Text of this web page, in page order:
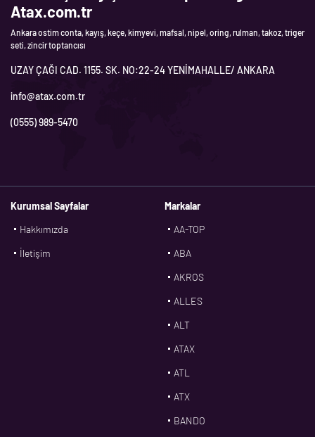
Atax.com.tr
Ankara ostim conta, kayış, keçe, kimyevi, mafsal, nipel, oring, rulman, takoz, triger
seti, zincir toptancısı
UZAY ÇAĞI CAD. 1155. SK. NO:22-24 YENİMAHALLE/ ANKARA
info@atax.com.tr
(0555) 989-5470
Kurumsal Sayfalar
Hakkımızda
İletişim
Markalar
AA-TOP
ABA
AKROS
ALLES
ALT
ATAX
ATL
ATX
BANDO